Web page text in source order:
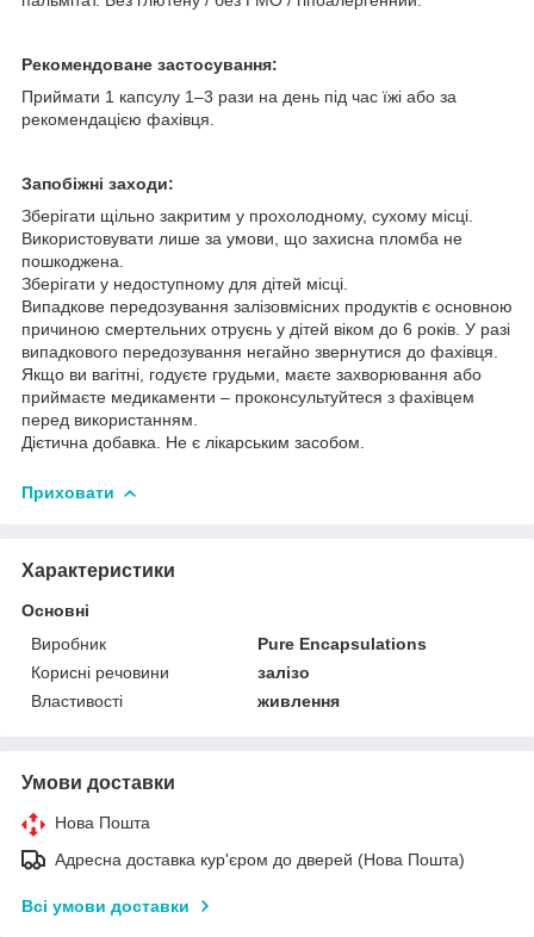
Рекомендоване застосування:
Приймати 1 капсулу 1–3 рази на день під час їжі або за
рекомендацією фахівця.
Запобіжні заходи:
Зберігати щільно закритим у прохолодному, сухому місці.
Використовувати лише за умови, що захисна пломба не
пошкоджена.
Зберігати у недоступному для дітей місці.
Випадкове передозування залізовмісних продуктів є основною
причиною смертельних отруєнь у дітей віком до 6 років. У разі
випадкового передозування негайно звернутися до фахівця.
Якщо ви вагітні, годуєте грудьми, маєте захворювання або
приймаєте медикаменти – проконсультуйтеся з фахівцем
перед використанням.
Дієтична добавка. Не є лікарським засобом.
Приховати
Характеристики
Основні
Виробник
Pure Encapsulations
Корисні речовини
залізо
Властивості
живлення
Умови доставки
Нова Пошта
Адресна доставка кур'єром до дверей (Нова Пошта)
Всі умови доставки